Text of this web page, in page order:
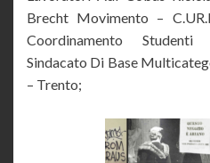
Brecht Movimento –
Coordinamento Studenti
Sindacato Di Base
– Trento;